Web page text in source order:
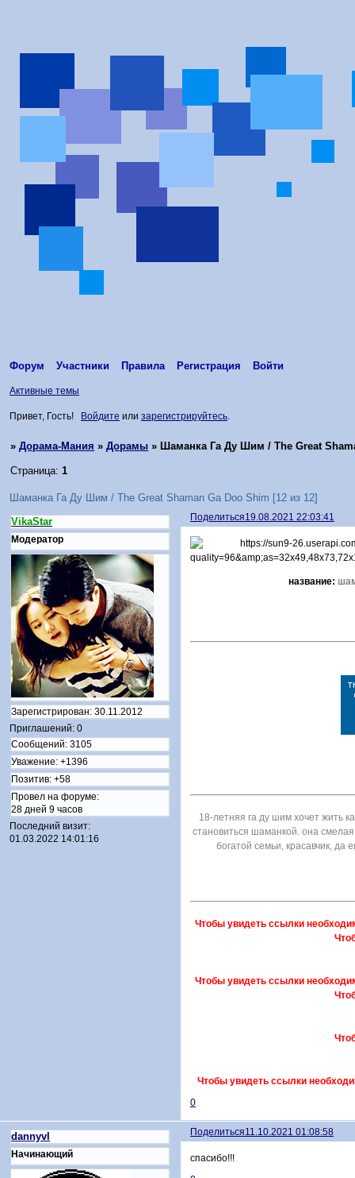
Форум Участники Правила Регистрация Войти
Активные темы
Привет, Гость! Войдите или зарегистрируйтесь.
»Дорама-Мания »Дорамы » Шаманка Га Ду Шим / The Great
Шаманка Га Ду Шим / The Great Shaman Ga Doo Shim [12 из 12]
Страница:1
Поделиться19.08.2021 22:03:41
VikaStar
Модератор
Зарегистрирован: 30.11.2012
Приглашений: 0
Сообщений: 3105
Уважение: +1396
Позитив: +58
Провел на форуме:
28 дней 9 часов
Последний визит:
01.03.2022 14:01:16
название:
18-летняя га ду шим хочет жить
становиться шаманкой. она
богатой семьи, красавчик, да
Чтобы увидеть ссылки
Чтобы увидеть ссылки
Чтобы увидеть ссылки
0
Поделиться11.10.2021 01:08:58
dannyvl
Начинающий
спасибо!!!